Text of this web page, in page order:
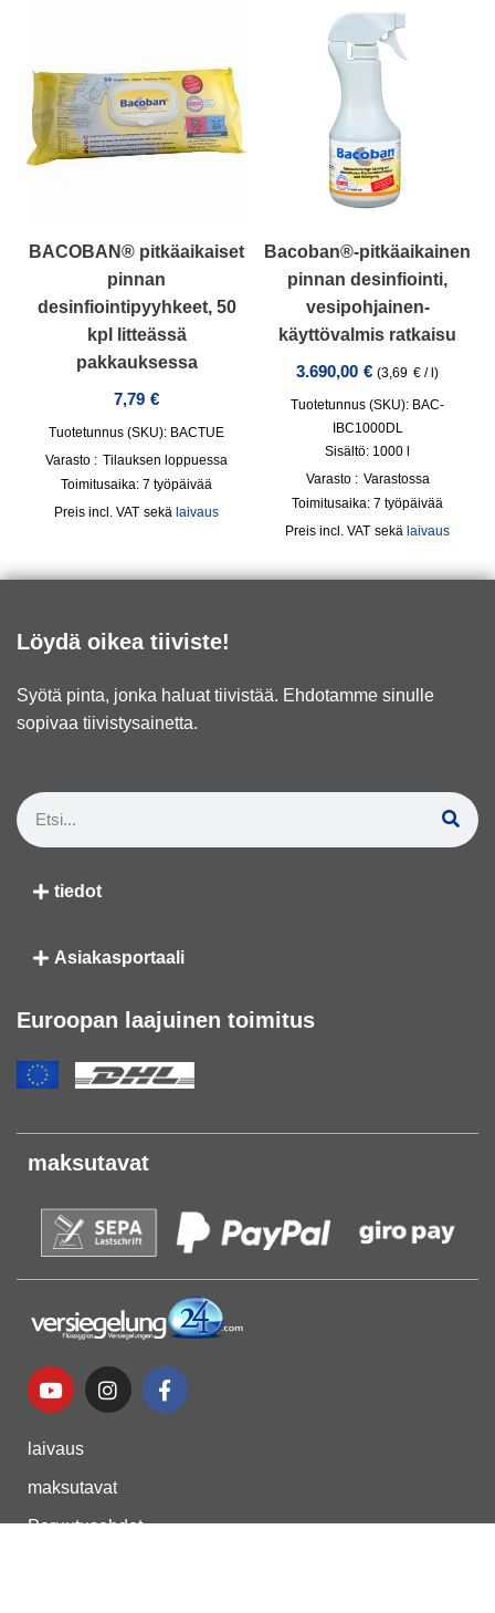
BACOBAN® pitkäaikaiset
pinnan
desinfiointipyyhkeet, 50
kpl litteässä
pakkauksessa
7,79 €
Tuotetunnus (SKU): BACTUE
Varasto : Tilauksen loppuessa
Toimitusaika: 7 työpäivää
incl. VAT sekä laivaus
Bacoban®-pitkäaikainen
pinnan desinfiointi,
vesipohjainen-
käyttövalmis ratkaisu
3.690,00 € (3,69 € / )
Tuotetunnus (SKU): BAC-
IBC1000DL
Sisältö: 1000 l
Varasto : Varastossa
Toimitusaika: 7 työpäivää
incl. VAT sekä laivaus
Löydä oikea tiiviste!
Syötä pinta, jonka haluat tiivistää. Ehdotamme sinulle
sopivaa tiivistysainetta.
tiedot
Asiakasportaali
Euroopan laajuinen toimitus
maksutavat
laivaus
maksutavat
Peruutusehdot